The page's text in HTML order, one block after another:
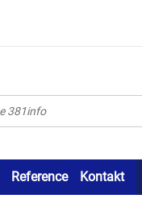
Reference Kontakt